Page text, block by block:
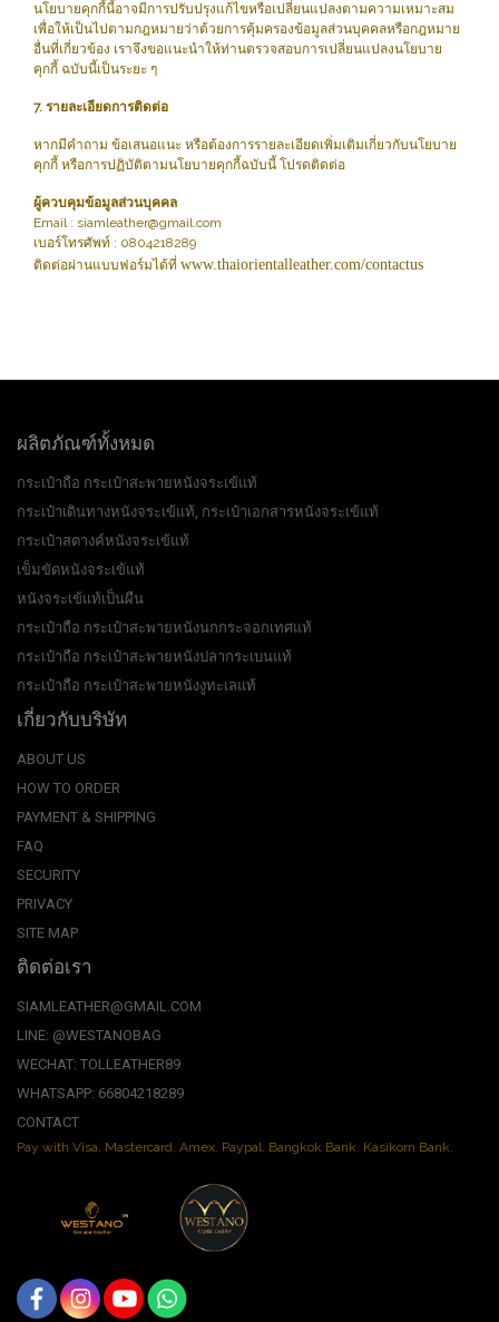
นโยบายคุกกี้นี้อาจมีการปรับปรุงแก้ไขหรือเปลี่ยนแปลงตามความเหมาะสม
เพื่อให้เป็นไปตามกฎหมายว่าด้วยการคุ้มครองข้อมูลส่วนบุคคลหรือกฎหมาย
อื่นที่เกี่ยวข้อง เราจึงขอแนะนำให้ท่านตรวจสอบการเปลี่ยนแปลงนโยบาย
คุกกี้ ฉบับนี้เป็นระยะ ๆ
7. รายละเอียดการติดต่อ
หากมีคำถาม ข้อเสนอแนะ หรือต้องการรายละเอียดเพิ่มเติมเกี่ยวกับนโยบาย
คุกกี้ หรือการปฏิบัติตามนโยบายคุกกี้ฉบับนี้ โปรดติดต่อ
ผู้ควบคุมข้อมูลส่วนบุคคล
Email : siamleather@gmail.com
เบอร์โทรศัพท์ : 0804218289
ติดต่อผ่านแบบฟอร์มได้ที่ www.thaiorientalleather.com/contactus
ผลิตภัณฑ์ทั้งหมด
กระเป๋าถือ กระเป๋าสะพายหนังจระเข้แท้
กระเป๋าเดินทางหนังจระเข้แท้, กระเป๋าเอกสารหนังจระเข้แท้
กระเป๋าสตางค์หนังจระเข้แท้
เข็มขัดหนังจระเข้แท้
หนังจระเข้แท้เป็นผืน
กระเป๋าถือ กระเป๋าสะพายหนังนกกระจอกเทศแท้
กระเป๋าถือ กระเป๋าสะพายหนังปลากระเบนแท้
กระเป๋าถือ กระเป๋าสะพายหนังงูทะเลแท้
เกี่ยวกับบริษัท
ABOUT US
HOW TO ORDER
PAYMENT & SHIPPING
FAQ
SECURITY
PRIVACY
SITE MAP
ติดต่อเรา
SIAMLEATHER@GMAIL.COM
LINE: @WESTANOBAG
WECHAT: TOLLEATHER89
WHATSAPP: 66804218289
CONTACT
Pay with Visa, Mastercard, Amex. Paypal. Bangkok Bank. Kasikorn Bank.